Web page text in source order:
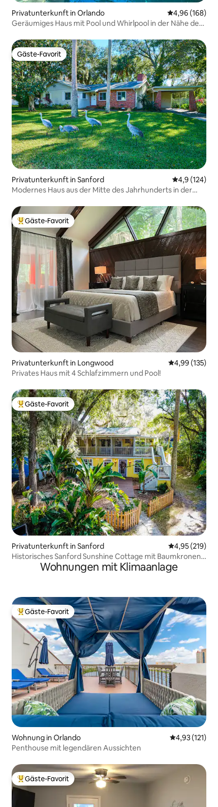
Privatunterkunft in Orlando
4,96 (168)
Geräumiges Haus mit Pool und Whirlpool in der Nähe der
Gäste-Favorit
Gäste-Favorit
Privatunterkunft in Sanford
4,9 (124)
Modernes Haus aus der Mitte des Jahrhunderts in der
Beliebter Gäste-Favorit.
Gäste-Favorit
Privatunterkunft in Longwood
4,99 (135)
Privates Haus mit 4 Schlafzimmern und Pool!
Beliebter Gäste-Favorit.
Gäste-Favorit
Privatunterkunft in Sanford
4,95 (219)
Historisches Sanford Sunshine Cottage mit Baumkronen-
Wohnungen mit Klimaanlage
Beliebter Gäste-Favorit.
Gäste-Favorit
Wohnung in Orlando
4,93 (121)
Penthouse mit legendären Aussichten
Beliebter Gäste-Favorit.
Gäste-Favorit